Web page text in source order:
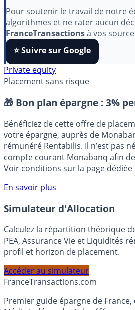
Pour soutenir le travail de notre
algorithmes et ne rater aucun
FranceTransactionsà vos
⭐️ Suivre sur Google
Private equity
Placement sans risque
🎁 Bon plan épargne : 3%
Bénéficiez de cette offre de
votre épargne, auprès de
rémunéré Rentabilis. Il n’est pas
compte courant Monabanq afin
Voir conditions sur la page dédiée
En savoir plus
Simulateur d'Allocation
Calculez la répartition théorique
PEA, Assurance Vie et Liquidités
profil et horizon de placement.
Accéder au simulateur
FranceTransactions.com